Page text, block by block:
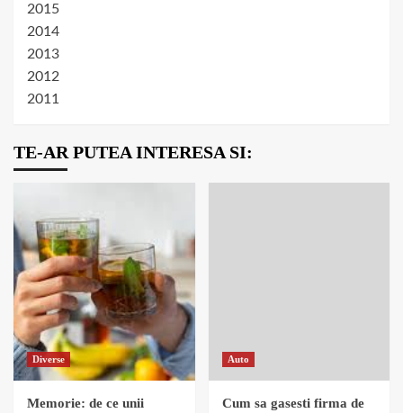
2015
2014
2013
2012
2011
TE-AR PUTEA INTERESA SI:
Diverse
Memorie: de ce unii
Auto
Cum sa gasesti firma de